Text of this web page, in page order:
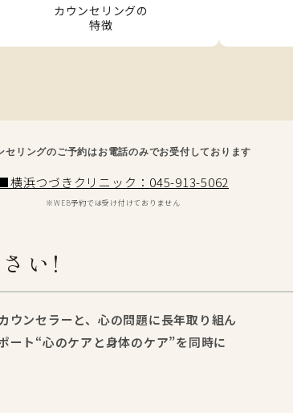
カウンセリングの
特徴
セリングのご予約はお電話のみでお受付しております
横浜つづきクリニック：045-913-5062
※WEB予約では受け付けておりません
い!
ウンセラーと、心の問題に長年取り組ん
ート“心のケアと身体のケア”を同時に